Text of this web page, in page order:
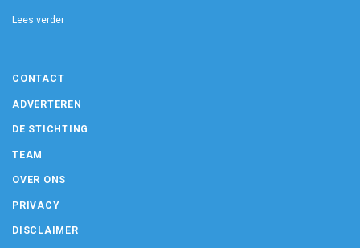
Lees verder
CONTACT
ADVERTEREN
DE STICHTING
TEAM
OVER ONS
PRIVACY
DISCLAIMER